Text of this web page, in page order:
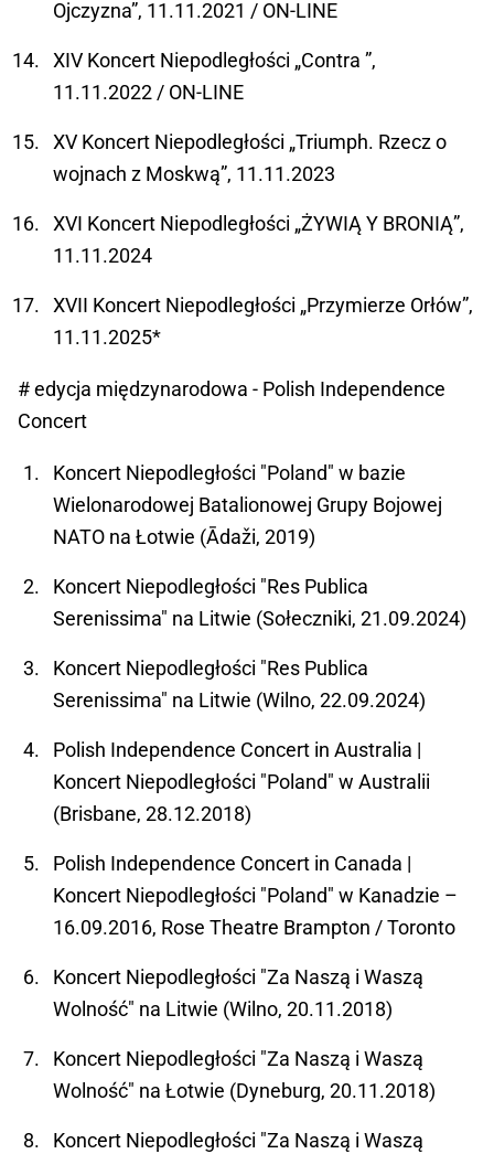
Ojczyzna”, 11.11.2021 / ON-LINE
XIV Koncert Niepodległości „Contra ”,
11.11.2022 / ON-LINE
XV Koncert Niepodległości „Triumph. Rzecz o
wojnach z Moskwą”, 11.11.2023
XVI Koncert Niepodległości „ŻYWIĄ Y BRONIĄ”,
11.11.2024
XVII Koncert Niepodległości „Przymierze Orłów”,
11.11.2025*
# edycja międzynarodowa - Polish Independence
Concert
Koncert Niepodległości "Poland" w bazie
Wielonarodowej Batalionowej Grupy Bojowej
NATO na Łotwie (Ādaži, 2019)
Koncert Niepodległości "Res Publica
Serenissima" na Litwie (Sołeczniki, 21.09.2024)
Koncert Niepodległości "Res Publica
Serenissima" na Litwie (Wilno, 22.09.2024)
Polish Independence Concert in Australia |
Koncert Niepodległości "Poland" w Australii
(Brisbane, 28.12.2018)
Polish Independence Concert in Canada |
Koncert Niepodległości "Poland" w Kanadzie –
16.09.2016, Rose Theatre Brampton / Toronto
Koncert Niepodległości "Za Naszą i Waszą
Wolność" na Litwie (Wilno, 20.11.2018)
Koncert Niepodległości "Za Naszą i Waszą
Wolność" na Łotwie (Dyneburg, 20.11.2018)
Koncert Niepodległości "Za Naszą i Waszą